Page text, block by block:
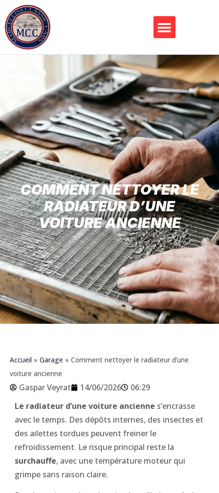
COMMENT NETTOYER LE
RADIATEUR D’UNE
VOITURE ANCIENNE
Accueil » Garage » Comment nettoyer le radiateur d’une
voiture ancienne
Gaspar Veyrat 14/06/2026
06:29
Le radiateur d’une voiture ancienne s’encrasse
avec le temps. Des dépôts internes, des insectes et
des ailettes tordues peuvent freiner le
refroidissement. Le risque principal reste la
surchauffe, avec une température moteur qui
grimpe sans raison claire.